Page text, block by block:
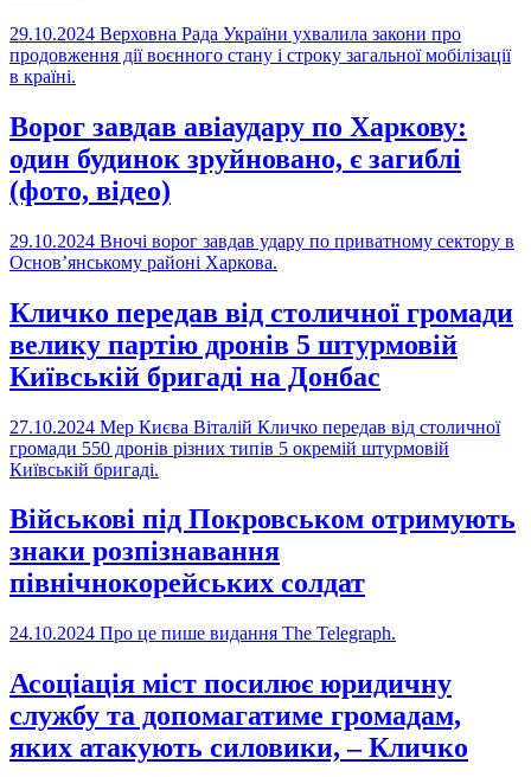
29.10.2024 Верховна Рада України ухвалила закони про
продовження дії воєнного стану і строку загальної мобілізації
в країні.
Ворог завдав авіаудару по Харкову:
один будинок зруйновано, є загиблі
(фото, відео)
29.10.2024 Вночі ворог завдав удару по приватному сектору в
Основ’янському районі Харкова.
Кличко передав від столичної громади
велику партію дронів 5 штурмовій
Київській бригаді на Донбас
27.10.2024 Мер Києва Віталій Кличко передав від столичної
громади 550 дронів різних типів 5 окремій штурмовій
Київській бригаді.
Військові під Покровськом отримують
знаки розпізнавання
північнокорейських солдат
24.10.2024 Про це пише видання The Telegraph.
Асоціація міст посилює юридичну
службу та допомагатиме громадам,
яких атакують силовики, – Кличко